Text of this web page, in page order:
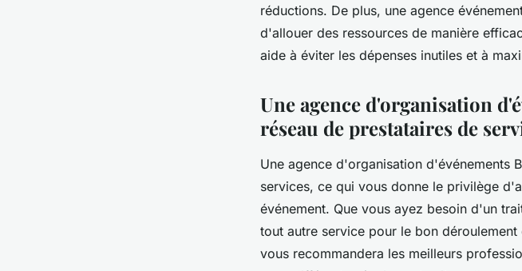
réductions. De plus, une agence
d'allouer des ressources de manière
aide à éviter les dépenses inutiles et à
Une agence d'organisation
réseau de prestataires de
Une agence d'organisation d'événements
services, ce qui vous donne le privilège
événement. Que vous ayez besoin d'un
tout autre service pour le bon
vous recommandera les meilleurs